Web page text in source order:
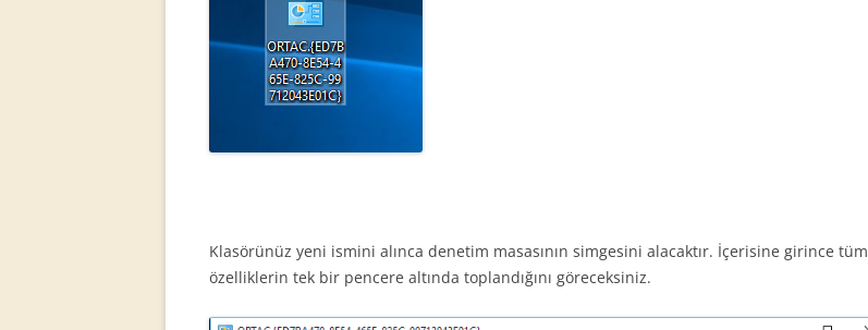
Klasörünüz yeni ismini alınca denetim masasının simgesini alacaktır. İçerisine girince tüm
özelliklerin tek bir pencere altında toplandığını göreceksiniz.